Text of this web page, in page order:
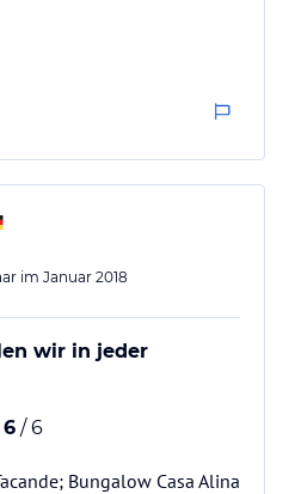
im Januar 2018
wir in jeder
6 / 6
Bungalow Casa Alina